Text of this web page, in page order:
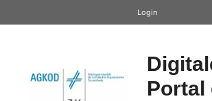
Inhalt
Login
Portal